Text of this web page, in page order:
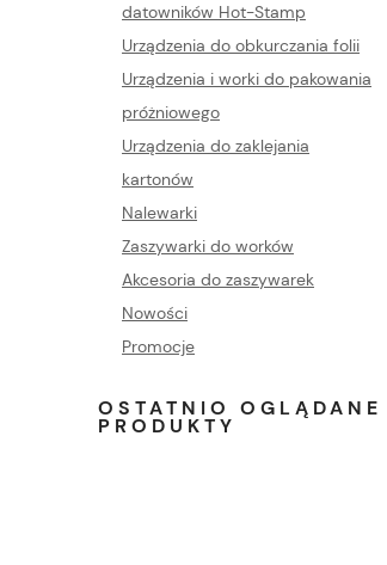
datowników Hot-Stamp
Urządzenia do obkurczania folii
Urządzenia i worki do pakowania
próżniowego
Urządzenia do zaklejania
kartonów
Nalewarki
Zaszywarki do worków
Akcesoria do zaszywarek
Nowości
Promocje
OSTATNIO OGLĄDANE
PRODUKTY